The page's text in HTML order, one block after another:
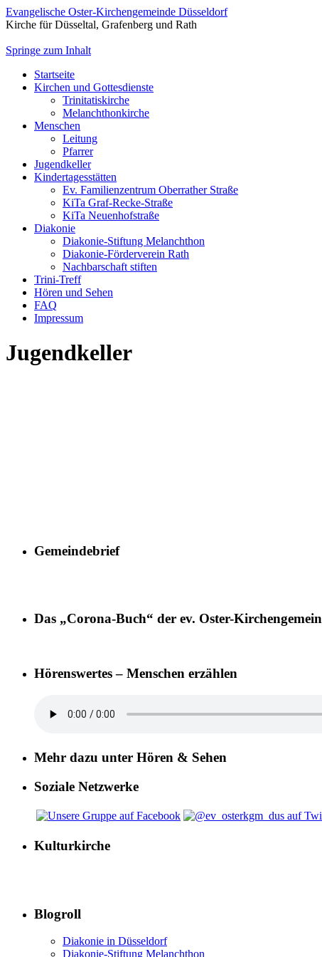
Evangelische Oster-Kirchengemeinde Düsseldorf
Kirche für Düsseltal, Grafenberg und Rath
Springe zum Inhalt
Startseite
Kirchen und Gottesdienste
Trinitatiskirche
Melanchthonkirche
Menschen
Leitung
Pfarrer
Jugendkeller
Kindertagesstätten
Ev. Familienzentrum Oberrather Straße
KiTa Graf-Recke-Straße
KiTa Neuenhofstraße
Diakonie
Diakonie-Stiftung Melanchthon
Diakonie-Förderverein Rath
Nachbarschaft stiften
Trini-Treff
Hören und Sehen
FAQ
Impressum
Jugendkeller
Gemeindebrief
Das „Corona-Buch“ der ev. Oster-
Hörenswertes – Menschen erzählen
Mehr dazu unter Hören & Sehen
Soziale Netzwerke
Kulturkirche
Blogroll
Diakonie in Düsseldorf
Diakonie-Stiftung Melanchthon